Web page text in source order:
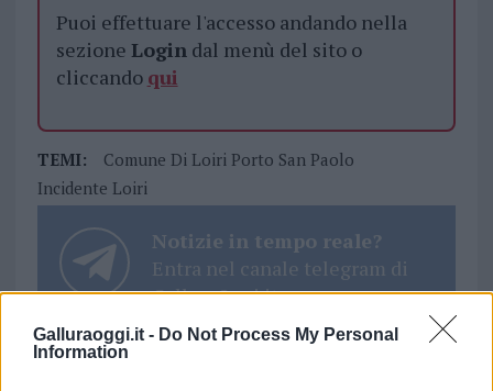
Galluraoggi.it - Do Not Process My Personal
Information
Puoi effettuare l'accesso andando nella
sezione Logindal menù del sito o
cliccando qui
TEMI:
Comune Di Loiri Porto San Paolo
Incidente Loiri
Notizie in tempo reale?
Entra nel canale telegram di
GalluraOggi.it